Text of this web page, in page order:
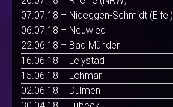
07.07.18 – Nideggen-Schmidt (Eifel)
06.07.18 – Neuwied
22.06.18 – Bad Münder
16.06.18 – Lelystad
15.06.18 – Lohmar
02.06.18 – Dülmen